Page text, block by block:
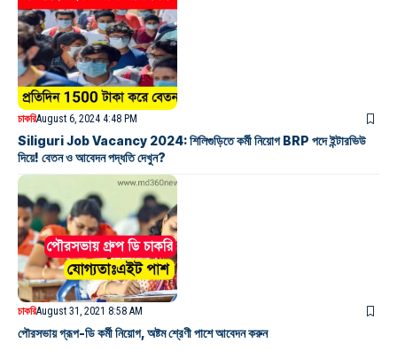
চাকরিAugust 6, 2024 4:48 PM
Siliguri Job Vacancy 2024: শিলিগুড়িতে কর্মী নিয়োগ BRP পদে ইন্টারভিউ
দিয়ে! বেতন ও আবেদন পদ্ধতি দেখুন?
চাকরিAugust 31, 2021 8:58 AM
পৌরসভায় গ্রূপ-ডি কর্মী নিয়োগ, অষ্টম শ্রেণী পাশে আবেদন করুন